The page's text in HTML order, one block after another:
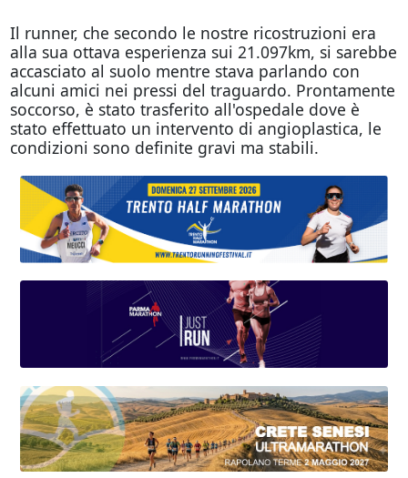
Il runner, che secondo le nostre ricostruzioni era
alla sua ottava esperienza sui 21.097km, si sarebbe
accasciato al suolo mentre stava parlando con
alcuni amici nei pressi del traguardo. Prontamente
soccorso, è stato trasferito all'ospedale dove è
stato effettuato un intervento di angioplastica, le
condizioni sono definite gravi ma stabili.